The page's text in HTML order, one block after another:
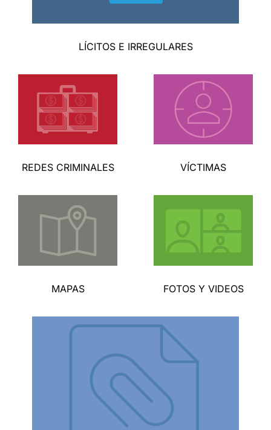
LÍCITOS E IRREGULARES
REDES CRIMINALES VÍCTIMAS
MAPAS FOTOS Y VIDEOS